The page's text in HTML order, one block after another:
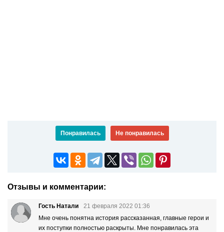
Понравилась Не понравилась
Отзывы и комментарии:
Гость Натали
21 февраля 2022 01:36
Мне очень понятна история рассказанная, главные герои и
их поступки полностью раскрыты. Мне понравилась эта